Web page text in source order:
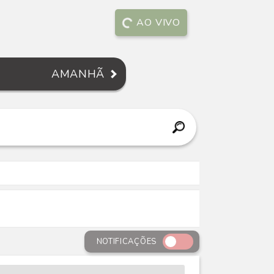
AO VIVO
AMANHÃ
NOTIFICAÇÕES